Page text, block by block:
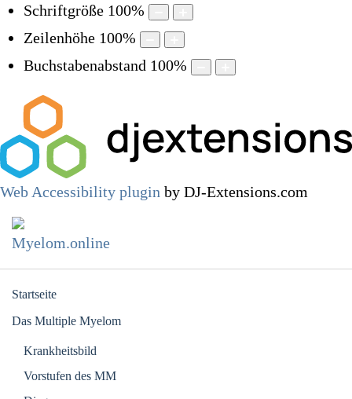
Schriftgröße 100%
Zeilenhöhe 100%
Buchstabenabstand 100%
Web Accessibility plugin by DJ-Extensions.com
Startseite
Das Multiple Myelom
Krankheitsbild
Vorstufen des MM